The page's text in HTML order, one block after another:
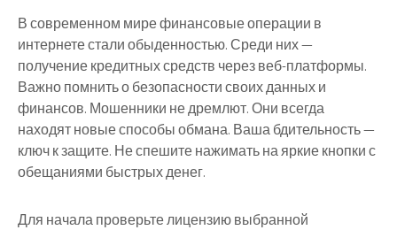
В современном мире финансовые операции в
интернете стали обыденностью. Среди них —
получение кредитных средств через веб-платформы.
Важно помнить о безопасности своих данных и
финансов. Мошенники не дремлют. Они всегда
находят новые способы обмана. Ваша бдительность —
ключ к защите. Не спешите нажимать на яркие кнопки с
обещаниями быстрых денег.
Для начала проверьте лицензию выбранной